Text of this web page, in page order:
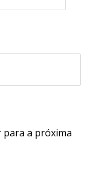
para a próxima